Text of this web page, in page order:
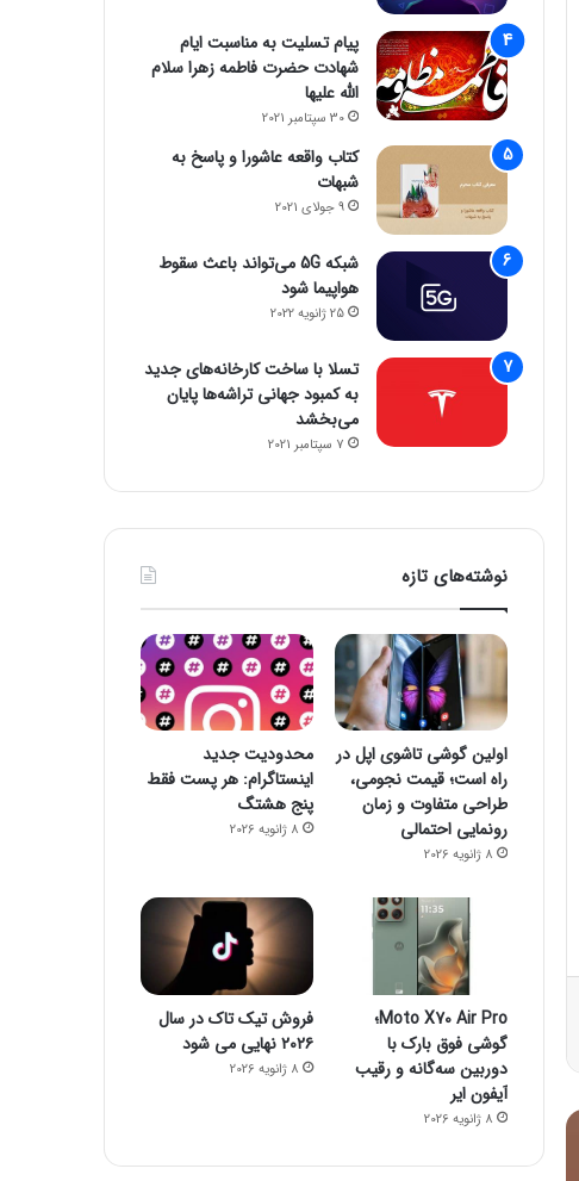
پیام تسلیت به مناسبت ایام
شهادت حضرت فاطمه زهرا سلام
الله علیها
30 سپتامبر 2021
کتاب واقعه عاشورا و پاسخ به
شبهات
9 جولای 2021
شبکه 5G می‌تواند باعث سقوط
هواپیما شود
25 ژانویه 2022
تسلا با ساخت کارخانه‌های جدید
به کمبود جهانی تراشه‌ها پایان
می‌بخشد
7 سپتامبر 2021
نوشته‌های تازه
اولین گوشی تاشوی اپل در
راه است؛ قیمت نجومی،
طراحی متفاوت و زمان
رونمایی احتمالی
8 ژانویه 2026
محدودیت جدید
اینستاگرام: هر پست فقط
پنج هشتگ
8 ژانویه 2026
Moto X70 Air Pro؛
گوشی فوق بارک با
دوربین سه‌گانه و رقیب
آیفون ایر
8 ژانویه 2026
فروش تیک تاک در سال
۲۰۲۶ نهایی می شود
8 ژانویه 2026